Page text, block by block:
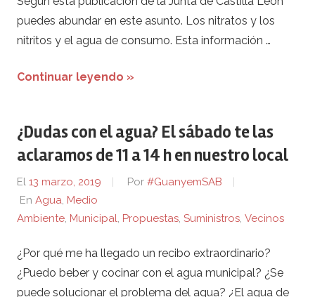
puedes abundar en este asunto. Los nitratos y los
nitritos y el agua de consumo. Esta información …
Continuar leyendo »
¿Dudas con el agua? El sábado te las
aclaramos de 11 a 14 h en nuestro local
El 13 marzo, 2019 Por #GuanyemSAB
En Agua, Medio
Ambiente, Municipal, Propuestas, Suministros, Vecinos
¿Por qué me ha llegado un recibo extraordinario?
¿Puedo beber y cocinar con el agua municipal? ¿Se
puede solucionar el problema del agua? ¿El agua de